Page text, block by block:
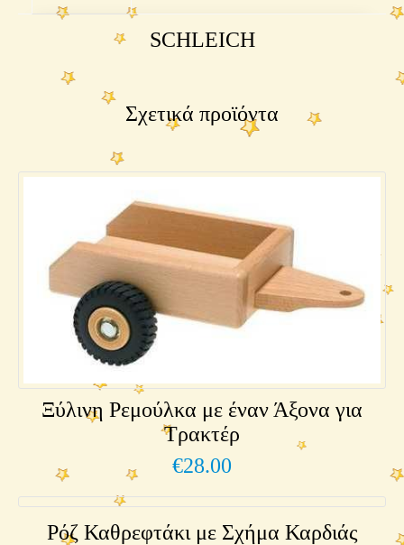
SCHLEICH
Σχετικά προϊόντα
Ξύλινη Ρεμούλκα με έναν Άξονα για
Τρακτέρ
€28.00
Ρόζ Καθρεφτάκι με Σχήμα Καρδιάς